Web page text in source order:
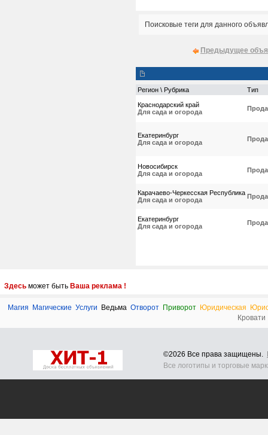
Поисковые теги для данного
Предыдущее
Регион \ Рубрика Тип
Краснодарский край
Для сада и огорода
Екатеринбург
Для сада и огорода
Новосибирск
Для сада и огорода
Карачаево-Черкесская Республика
Для сада и огорода
Екатеринбург
Для сада и огорода
Здесь может быть Ваша реклама !
Магия Магические Услуги Ведьма Отворот Приворот Юридическая
Кровати
©2026 Все права защищены.
Все логотипы и торговые